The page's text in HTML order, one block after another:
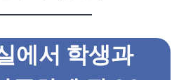
에서 학생과